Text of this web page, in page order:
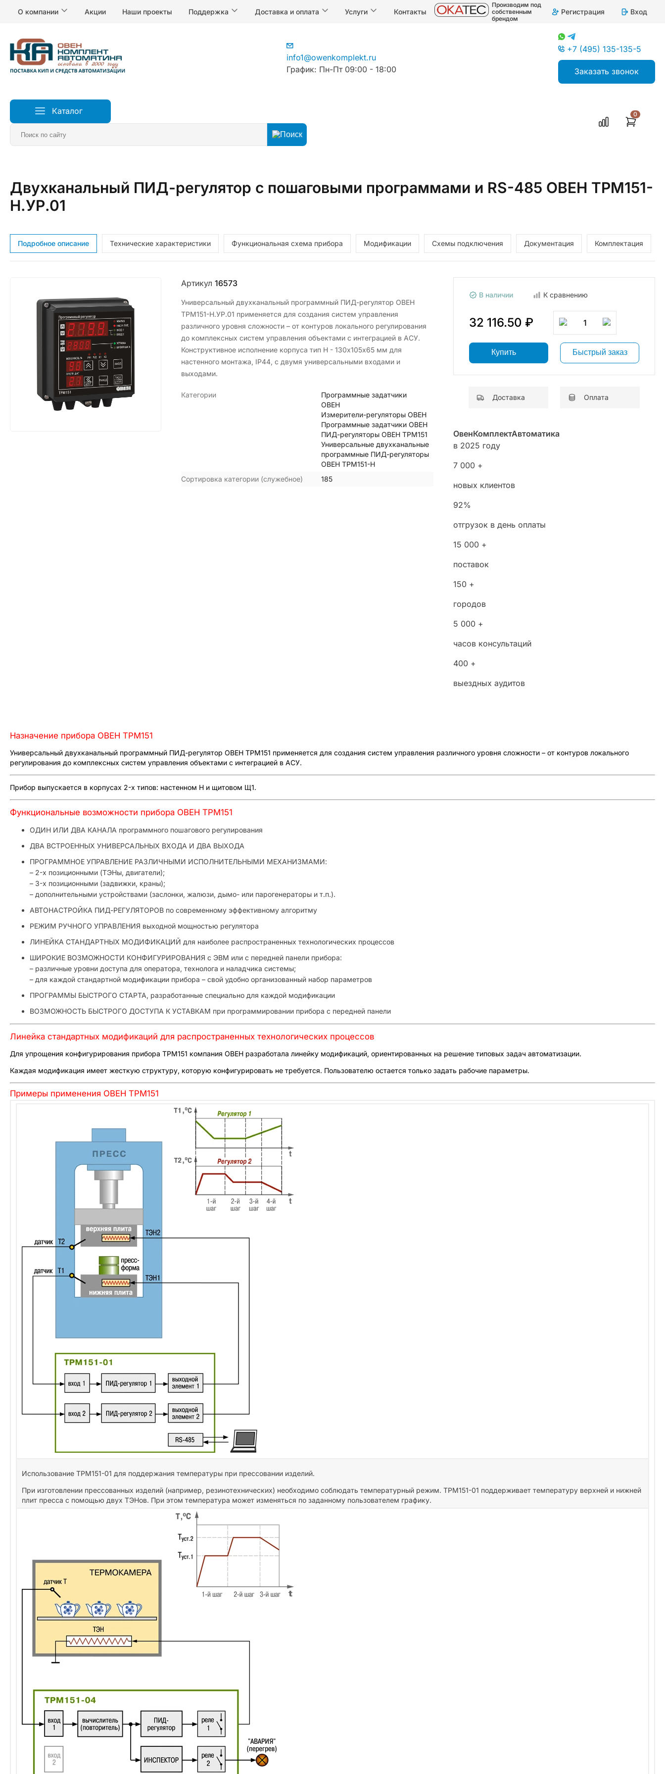
О компании Акции Наши проекты Поддержка Доставка и оплата Услуги Контакты
Производим под
собственным
брендом
Регистрация Вход
info1@owenkomplekt.ru
График: Пн-Пт 09:00 - 18:00
+7 (495) 135-135-5
Заказать звонок
Каталог 0
Главная Измерители и регуляторы температуры Программные задатчики
Двухканальный ПИД-регулятор с пошаговыми программами и RS-485 ОВЕН ТРМ151-
Н.УР.01
Подробное описание Технические характеристики Функциональная схема прибора Модификации Схемы подключения Документация Комплектация
Артикул 16573
Универсальный двухканальный программный ПИД-регулятор ОВЕН
ТРМ151-Н.УР.01 применяется для создания систем управления
различного уровня сложности – от контуров локального регулирования
до комплексных систем управления объектами с интеграцией в АСУ.
Конструктивное исполнение корпуса тип H - 130х105х65 мм для
настенного монтажа, IP44, с двумя универсальными входами и
выходами.
Категории
Программные задатчики
ОВЕН
Измерители-регуляторы ОВЕН
Программные задатчики ОВЕН
ПИД-регуляторы ОВЕН ТРМ151
Универсальные двухканальные
программные ПИД-регуляторы
ОВЕН ТРМ151-Н
Сортировка категории (служебное)
185
В наличии К сравнению
32 116.50 ₽ 1
Купить Быстрый заказ
Доставка Оплата
ОвенКомплектАвтоматика
в 2025 году
7 000 +
новых клиентов
92%
отгрузок в день оплаты
15 000 +
поставок
150 +
городов
5 000 +
часов консультаций
400 +
выездных аудитов
Назначение прибора ОВЕН ТРМ151
Универсальный двухканальный программный ПИД-регулятор ОВЕН ТРМ151 применяется для создания систем управления различного уровня сложности – от контуров локального
регулирования до комплексных систем управления объектами с интеграцией в АСУ.
Прибор выпускается в корпусах 2-х типов: настенном Н и щитовом Щ1.
Функциональные возможности прибора ОВЕН ТРМ151
ОДИН ИЛИ ДВА КАНАЛА программного пошагового регулирования
ДВА ВСТРОЕННЫХ УНИВЕРСАЛЬНЫХ ВХОДА И ДВА ВЫХОДА
ПРОГРАММНОЕ УПРАВЛЕНИЕ РАЗЛИЧНЫМИ ИСПОЛНИТЕЛЬНЫМИ МЕХАНИЗМАМИ:
– 2-х позиционными (ТЭНы, двигатели);
– 3-х позиционными (задвижки, краны);
– дополнительными устройствами (заслонки, жалюзи, дымо- или парогенераторы и т.п.).
АВТОНАСТРОЙКА ПИД-РЕГУЛЯТОРОВ по современному эффективному алгоритму
РЕЖИМ РУЧНОГО УПРАВЛЕНИЯ выходной мощностью регулятора
ЛИНЕЙКА СТАНДАРТНЫХ МОДИФИКАЦИЙ для наиболее распространенных технологических процессов
ШИРОКИЕ ВОЗМОЖНОСТИ КОНФИГУРИРОВАНИЯ с ЭВМ или с передней панели прибора:
– различные уровни доступа для оператора, технолога и наладчика системы;
– для каждой стандартной модификации прибора – свой удобно организованный набор параметров
ПРОГРАММЫ БЫСТРОГО СТАРТА, разработанные специально для каждой модификации
ВОЗМОЖНОСТЬ БЫСТРОГО ДОСТУПА К УСТАВКАМ при программировании прибора с передней панели
Линейка стандартных модификаций для распространенных технологических процессов
Для упрощения конфигурирования прибора ТРМ151 компания ОВЕН разработала линейку модификаций, ориентированных на решение типовых задач автоматизации.
Каждая модификация имеет жесткую структуру, которую конфигурировать не требуется. Пользователю остается только задать рабочие параметры.
Примеры применения ОВЕН ТРМ151
Использование ТРМ151-01 для поддержания температуры при прессовании изделий.
При изготовлении прессованных изделий (например, резинотехнических) необходимо соблюдать температурный режим. ТРМ151-01 поддерживает температуру верхней и нижней
плит пресса с помощью двух ТЭНов. При этом температура может изменяться по заданному пользователем графику.